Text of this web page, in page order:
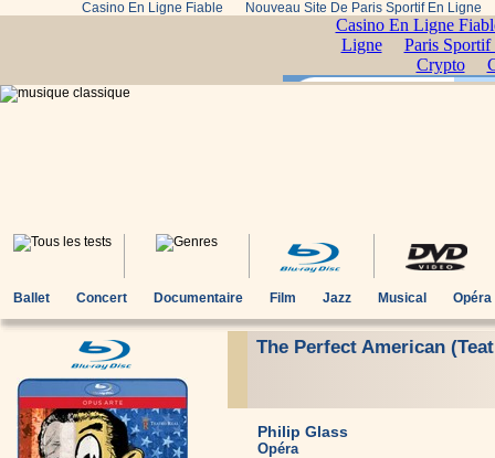
Casino En Ligne Fiable Nouveau Site De Paris Sportif En Ligne
Ballet Concert Documentaire Film Jazz Musical Opéra
The Perfect American
Philip Glass
Opéra